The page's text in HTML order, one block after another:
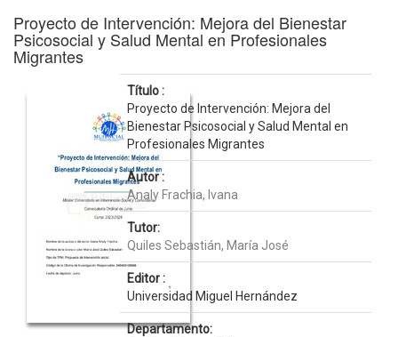
Proyecto de Intervención: Mejora del Bienestar
Psicosocial y Salud Mental en Profesionales
Migrantes
Título :
Proyecto de Intervención: Mejora del
Bienestar Psicosocial y Salud Mental en
Profesionales Migrantes
Autor :
Analy Frachia, Ivana
Tutor:
Quiles Sebastián, María José
Editor :
Universidad Miguel Hernández
Departamento: